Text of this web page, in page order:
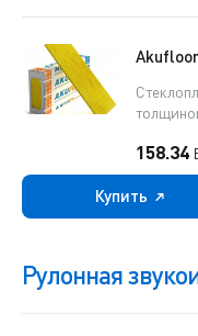
158.34
Купить
Рулонная